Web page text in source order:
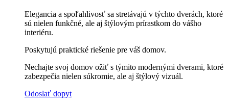
Elegancia a spoľahlivosť sa stretávajú v týchto dverách, ktoré
sú nielen funkčné, ale aj štýlovým prírastkom do vášho
interiéru.
Poskytujú praktické riešenie pre váš domov.
Nechajte svoj domov ožiť s týmito modernými dverami, ktoré
zabezpečia nielen súkromie, ale aj štýlový vizuál.
Odoslať dopyt